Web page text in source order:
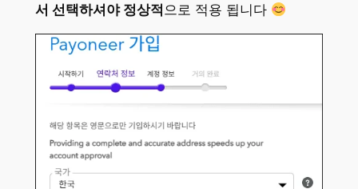
서 선택하셔야 정상적으로 적용 됩니다